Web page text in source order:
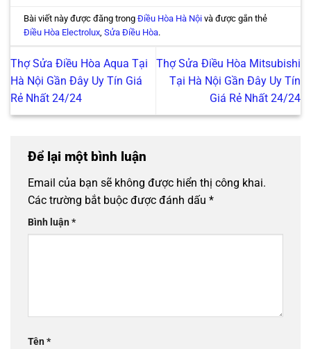
Bài viết này được đăng trongĐiều Hòa Hà Nội và được gắn thẻ
Điều Hòa Electrolux ,Sửa Điều Hòa.
Thợ Sửa Điều Hòa Aqua Tại
Hà Nội Gần Đây Uy Tín Giá
Rẻ Nhất 24/24
Thợ Sửa Điều Hòa Mitsubishi
Tại Hà Nội Gần Đây Uy Tín
Giá Rẻ Nhất 24/24
Để lại một bình luận
Email của bạn sẽ không được hiển thị công khai.
Các trường bắt buộc được đánh dấu *
Bình luận*
Tên*